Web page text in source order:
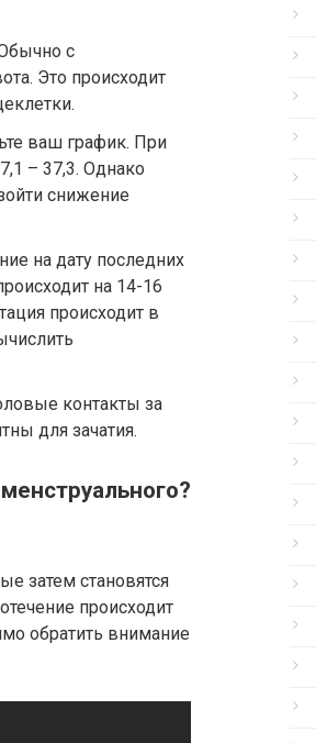
с
Это происходит
ваш график. При
– 37,3. Однако
снижение
на дату последних
на 14-16
происходит в
контакты за
для зачатия.
затем становятся
происходит
обратить внимание